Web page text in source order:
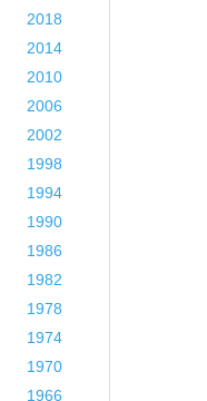
2018
2014
2010
2006
2002
1998
1994
1990
1986
1982
1978
1974
1970
1966